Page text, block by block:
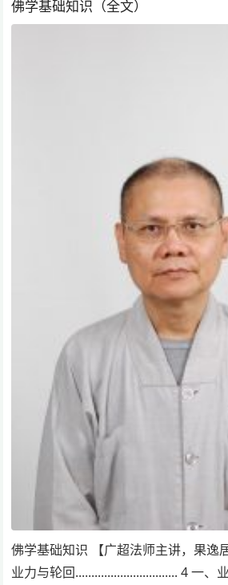
佛学基础知识（全文）
佛学基础知识 【广超法师主讲，果逸
业力与轮回................................ 4 一、